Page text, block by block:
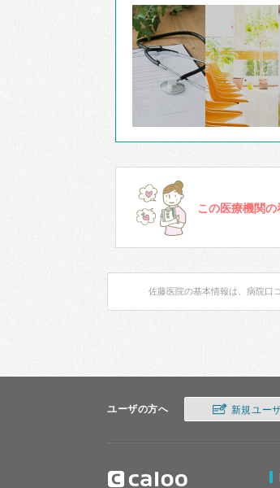
この医療機関の
佐藤医院の基本情報は、病院口
ユーザの方へ 新規ユー